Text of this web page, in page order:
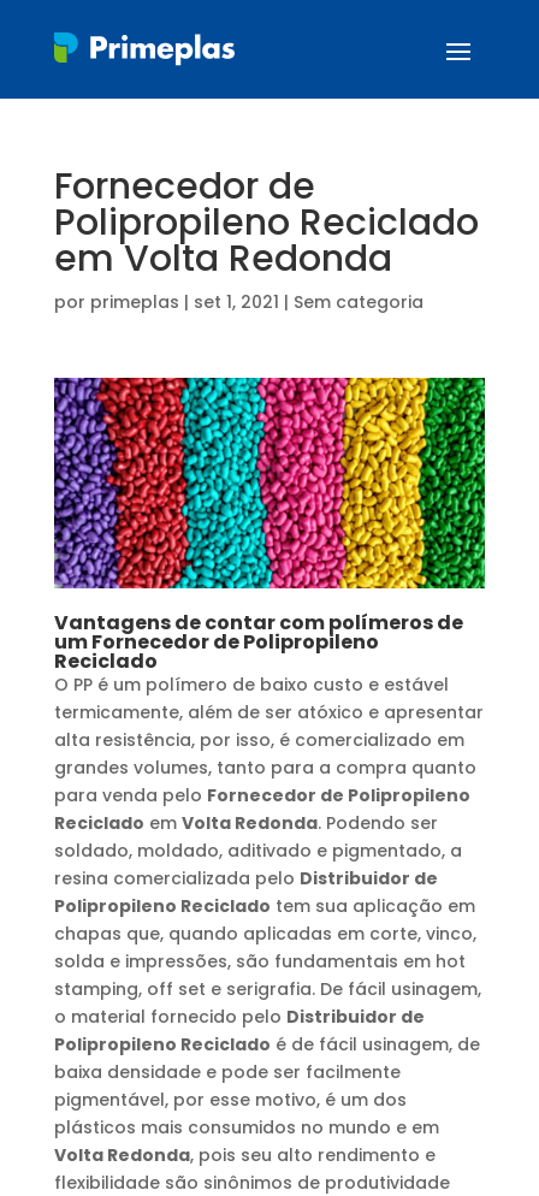
Fornecedor de
Polipropileno Reciclado
em Volta Redonda
por primeplas | set 1, 2021 | Sem categoria
Vantagens de contar com polímeros de
umFornecedor de Polipropileno
Reciclado
O PP é um polímero de baixo custo e estável
termicamente, além de ser atóxico e apresentar
alta resistência, por isso, é comercializado em
grandes volumes, tanto para a compra quanto
para venda pelo Fornecedor de Polipropileno
Reciclado em Volta Redonda. Podendo ser
soldado, moldado, aditivado e pigmentado, a
resina comercializada pelo Distribuidor de
Polipropileno Reciclado tem sua aplicação em
chapas que, quando aplicadas em corte, vinco,
solda e impressões, são fundamentais em hot
stamping, off set e serigrafia. De fácil usinagem,
o material fornecido pelo Distribuidor de
Polipropileno Reciclado é de fácil usinagem, de
baixa densidade e pode ser facilmente
pigmentável, por esse motivo, é um dos
plásticos mais consumidos no mundo e em
Volta Redonda, pois seu alto rendimento e
flexibilidade são sinônimos de produtividade